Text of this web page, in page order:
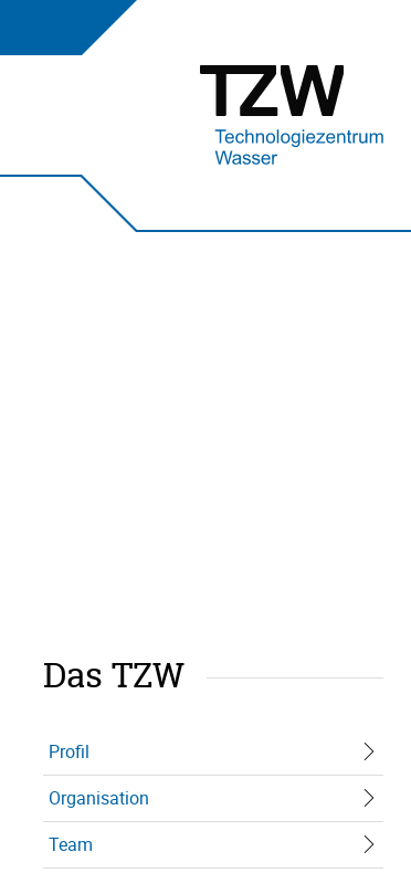
Das TZW
Profil
Organisation
Team